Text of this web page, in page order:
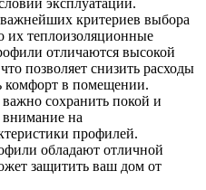
эксплуатации.
критериев выбора
теплоизоляционные
отличаются высокой
позволяет снизить расходы
комфорт в помещении.
сохранить покой и
на
профилей.
обладают отличной
защитить ваш дом от